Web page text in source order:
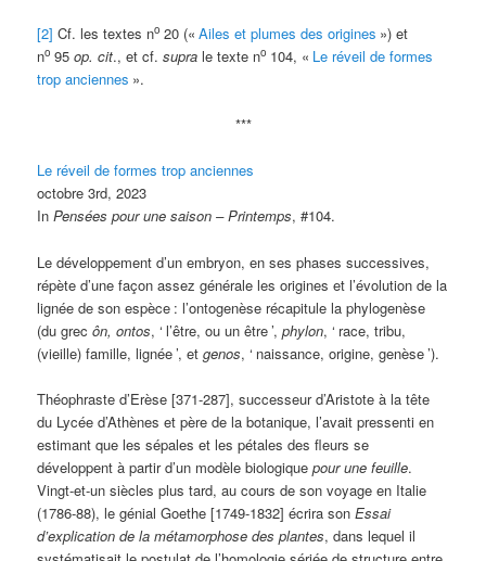
[2] Cf. les textes no 20 (« Ailes et plumes des origines ») et
no 95op. cit., et cf.supra le texte no 104, « Le réveil de formes
trop anciennes ».
***
Le réveil de formes trop anciennes
octobre 3rd, 2023
InPensées pour une saison – Printemps, #104.
Le développement d’un embryon, en ses phases successives,
répète d’une façon assez générale les origines et l’évolution de la
lignée de son espèce : l’ontogenèse récapitule la phylogenèse
(du grecôn, ontos, ‘ l’être, ou un être’,phylon, ‘ race, tribu,
(vieille) famille, lignée’, etgenos, ‘ naissance, origine, genèse’).
Théophraste d’Erèse [371-287], successeur d’Aristote à la tête
du Lycée d’Athènes et père de la botanique, l’avait pressenti en
estimant que les sépales et les pétales des fleurs se
développent à partir d’un modèle biologiquepour une feuille.
Vingt-et-un siècles plus tard, au cours de son voyage en Italie
(1786-88), le génial Goethe [1749-1832] écrira sonEssai
d’explication de la métamorphose des plantes, dans lequel il